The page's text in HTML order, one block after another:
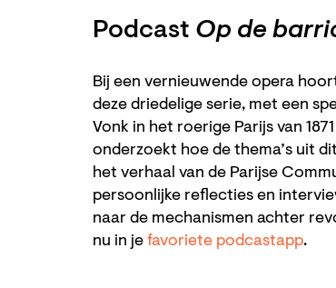
Podcast Op de
Bij een vernieuwende opera
deze driedelige serie, met een
Vonk in het roerige Parijs van
onderzoekt hoe de thema’s uit
het verhaal van de Parijse
persoonlijke reflecties en
naar de mechanismen achter
nu in je favoriete podcastapp.